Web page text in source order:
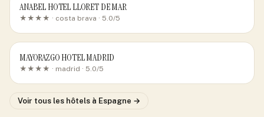
ANABEL HOTEL LLORET DE MAR
★★★★ · costa brava · 5.0/5
MAYORAZGO HOTEL MADRID
★★★★ · madrid · 5.0/5
Voir tous les hôtels à Espagne →